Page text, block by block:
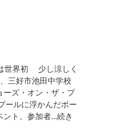
世界初 少し涼しく
三好市池田中学校
ズ・オン・ザ・プ
ルに浮かんだボー
ント。参加者...続き